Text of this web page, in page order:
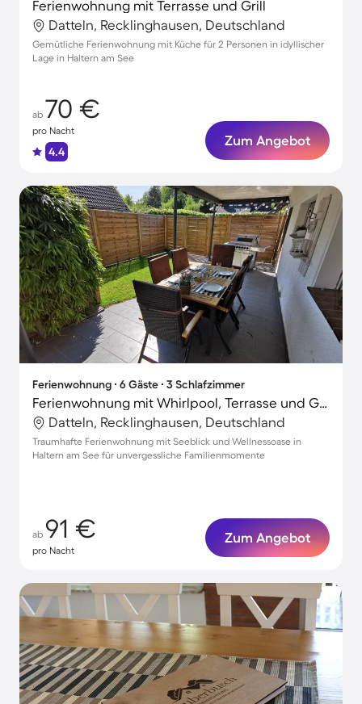
Ferienwohnung mit Terrasse und Grill
Datteln, Recklinghausen, Deutschland
Gemütliche Ferienwohnung mit Küche für 2 Personen in idyllischer
Lage in Haltern am See
ab 70 €
pro Nacht
4.4
Zum Angebot
Ferienwohnung ∙ 6 Gäste ∙ 3 Schlafzimmer
Ferienwohnung mit Whirlpool, Terrasse und Grill | Wasserblick
Datteln, Recklinghausen, Deutschland
Traumhafte Ferienwohnung mit Seeblick und Wellnessoase in
Haltern am See für unvergessliche Familienmomente
ab 91 €
pro Nacht
Zum Angebot